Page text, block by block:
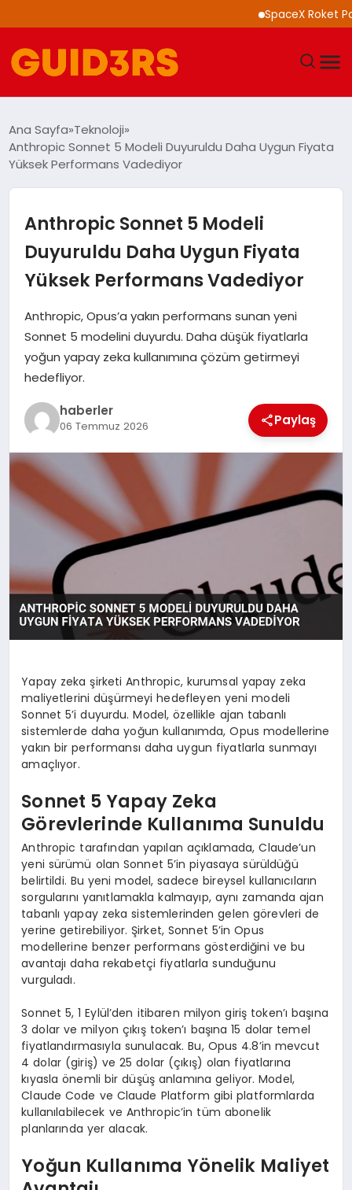
SpaceX Roket
YAŞAM
SAĞLIK
EKONOMI
MAGAZIN
EĞITIM
Ana Sayfa Teknoloji
Anthropic Sonnet 5 Modeli Duyuruldu Daha Uygun Fiyata
Yüksek Performans Vadediyor
Anthropic Sonnet 5 Modeli
Duyuruldu Daha Uygun Fiyata
Yüksek Performans Vadediyor
Anthropic, Opus’a yakın performans sunan yeni
Sonnet 5 modelini duyurdu. Daha düşük fiyatlarla
yoğun yapay zeka kullanımına çözüm getirmeyi
hedefliyor.
haberler
06 Temmuz 2026 Paylaş
Yapay zeka şirketi Anthropic, kurumsal yapay zeka
maliyetlerini düşürmeyi hedefleyen yeni modeli
Sonnet 5’i duyurdu. Model, özellikle ajan tabanlı
sistemlerde daha yoğun kullanımda, Opus modellerine
yakın bir performansı daha uygun fiyatlarla sunmayı
amaçlıyor.
Sonnet 5 Yapay Zeka
Görevlerinde Kullanıma Sunuldu
Anthropic tarafından yapılan açıklamada, Claude’un
yeni sürümü olan Sonnet 5’in piyasaya sürüldüğü
belirtildi. Bu yeni model, sadece bireysel kullanıcıların
sorgularını yanıtlamakla kalmayıp, aynı zamanda ajan
tabanlı yapay zeka sistemlerinden gelen görevleri de
yerine getirebiliyor. Şirket, Sonnet 5’in Opus
modellerine benzer performans gösterdiğini ve bu
avantajı daha rekabetçi fiyatlarla sunduğunu
vurguladı.
Sonnet 5, 1 Eylül’den itibaren milyon giriş token’ı başına
3 dolar ve milyon çıkış token’ı başına 15 dolar temel
fiyatlandırmasıyla sunulacak. Bu, Opus 4.8’in mevcut
4 dolar (giriş) ve 25 dolar (çıkış) olan fiyatlarına
kıyasla önemli bir düşüş anlamına geliyor. Model,
Claude Code ve Claude Platform gibi platformlarda
kullanılabilecek ve Anthropic’in tüm abonelik
planlarında yer alacak.
Yoğun Kullanıma Yönelik Maliyet